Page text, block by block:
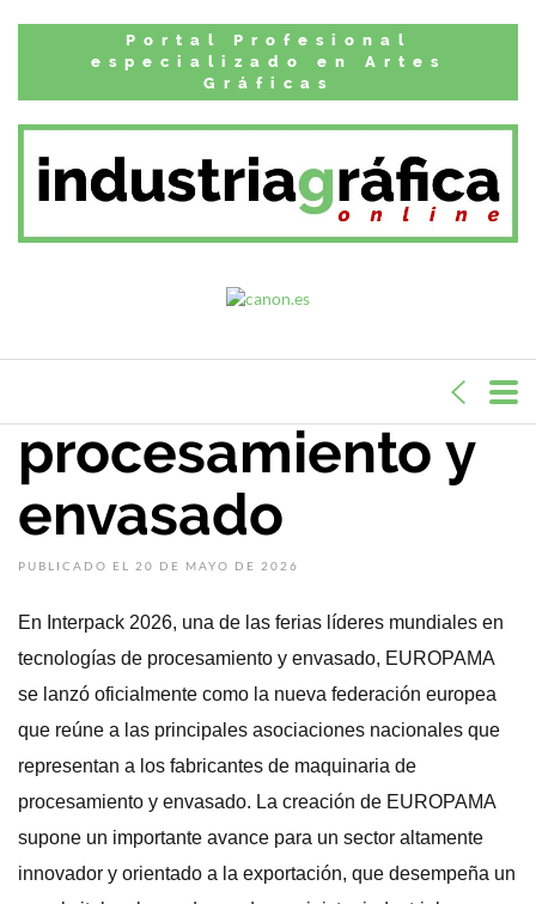
Portal Profesional
especializado en Artes
Gráficas
Artículos
Europama se
lanzó en
Interpack como la
nueva voz
europea para las
procesamiento y
envasado
PUBLICADO EL 20 DE MAYO DE 2026
En Interpack 2026, una de las ferias líderes mundiales en
tecnologías de procesamiento y envasado, EUROPAMA
se lanzó oficialmente como la nueva federación europea
que reúne a las principales asociaciones nacionales que
representan a los fabricantes de maquinaria de
procesamiento y envasado. La creación de EUROPAMA
supone un importante avance para un sector altamente
innovador y orientado a la exportación, que desempeña un